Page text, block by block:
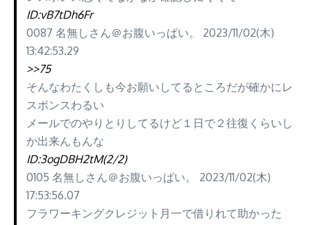
ID:vB7tDh6Fr
0087 名無しさん＠お腹いっぱい。 2023/11/02(木)
13:42:53.29
>>75
そんなわたくしも今お願いしてるところだが確かにレ
スポンスわるい
メールでのやりとりしてるけど１日で２往復くらいし
か出来んもんな
ID:3ogDBH2tM(2/2)
0105 名無しさん＠お腹いっぱい。 2023/11/02(木)
17:53:56.07
フラワーキングクレジット月一で借りれて助かった